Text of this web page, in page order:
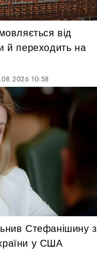
від
й переходить на
10:58
Стефанішину з
у США